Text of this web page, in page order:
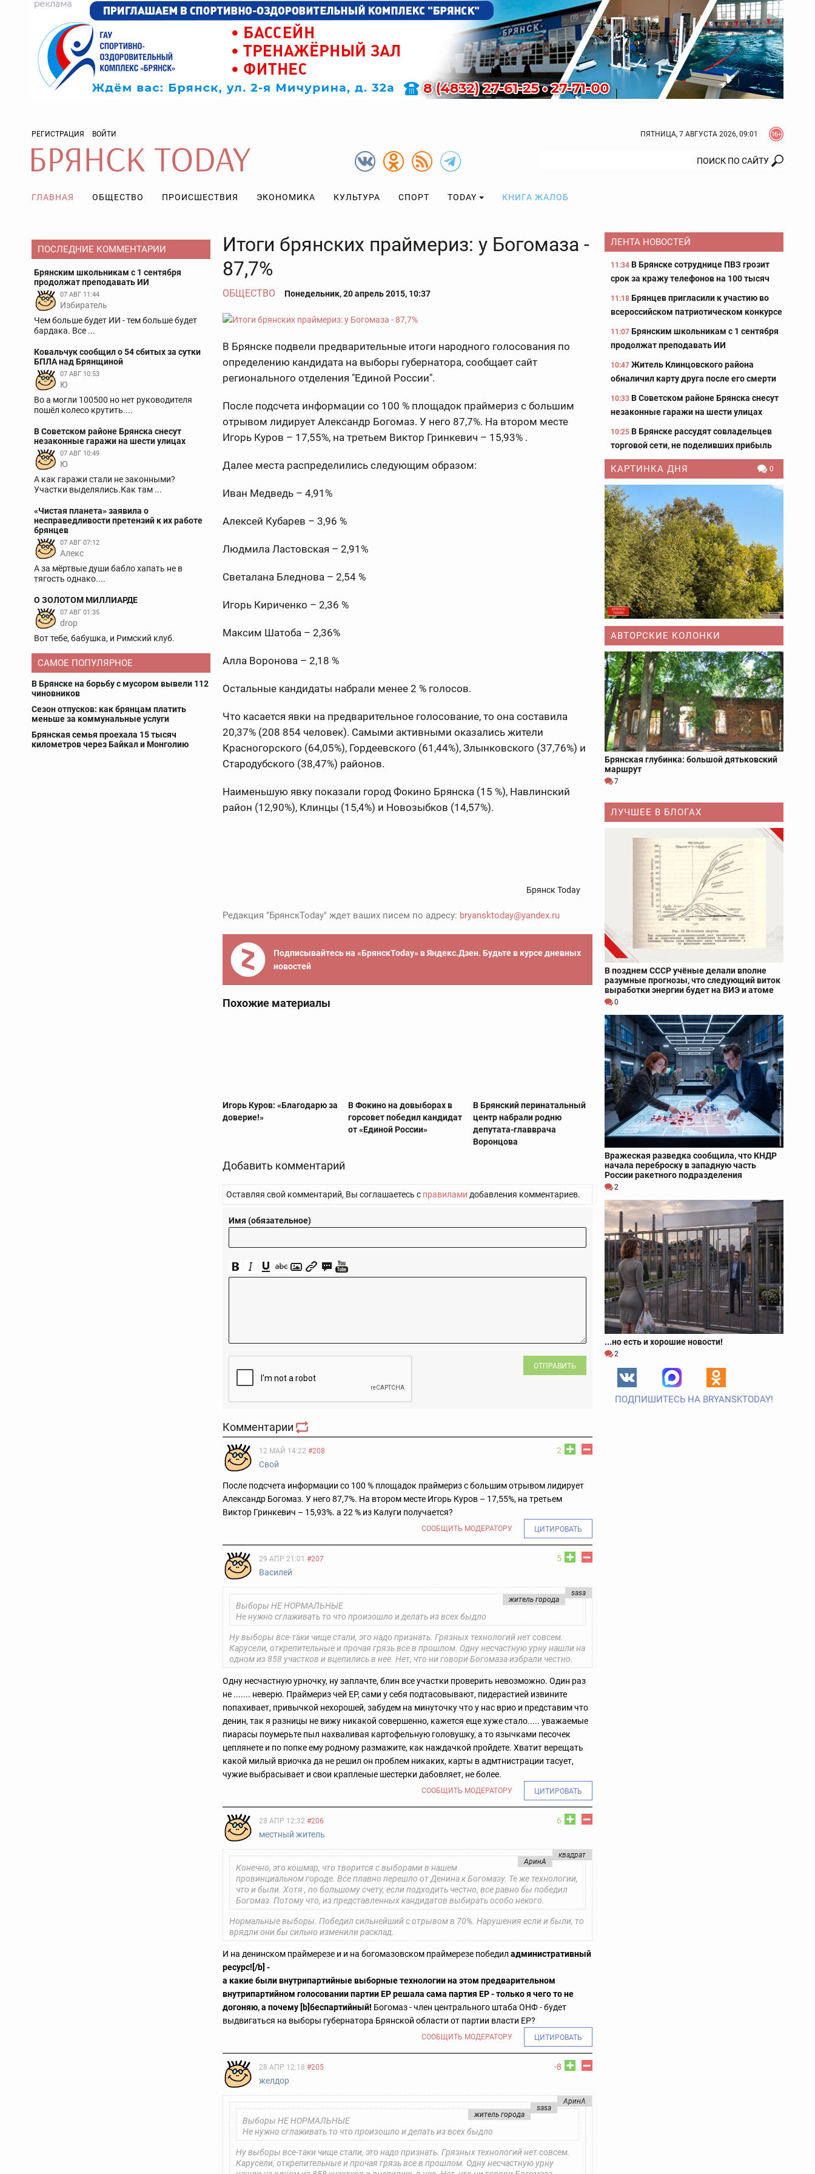
РЕГИСТРАЦИЯ ВОЙТИ ПЯТНИЦА, 7 АВГУСТА 2026, 09:01
ГЛАВНАЯ ОБЩЕСТВО ПРОИСШЕСТВИЯ ЭКОНОМИКА КУЛЬТУРА СПОРТ TODAY КНИГА ЖАЛОБ
ПОСЛЕДНИЕ КОММЕНТАРИИ
Брянским школьникам с 1 сентября
продолжат преподавать ИИ
07 АВГ 11:44
Избиратель
Чем больше будет ИИ - тем больше будет
бардака. Все ...
Ковальчук сообщил о 54 сбитых за сутки
БПЛА над Брянщиной
07 АВГ 10:53
Ю
Во а могли 100500 но нет руководителя
пошёл колесо крутить....
В Советском районе Брянска снесут
незаконные гаражи на шести улицах
07 АВГ 10:49
Ю
А как гаражи стали не законными?
Участки выделялись.Как там ...
«Чистая планета» заявила о
несправедливости претензий к их работе
брянцев
07 АВГ 07:12
Aлекс
А за мёртвые души бабло хапать не в
тягость однако....
О ЗОЛОТОМ МИЛЛИАРДЕ
07 АВГ 01:35
drop
Вот тебе, бабушка, и Римский клуб.
САМОЕ ПОПУЛЯРНОЕ
В Брянске на борьбу с мусором вывели 112
чиновников
Сезон отпусков: как брянцам платить
меньше за коммунальные услуги
Брянская семья проехала 15 тысяч
километров через Байкал и Монголию
Итоги брянских праймериз: у Богомаза -
87,7%
ОБЩЕСТВО Понедельник, 20 апрель 2015, 10:37
В Брянске подвели предварительные итоги народного голосования по
определению кандидата на выборы губернатора, сообщает сайт
регионального отделения "Единой России".
После подсчета информации со 100 % площадок праймериз с большим
отрывом лидирует Александр Богомаз. У него 87,7%. На втором месте
Игорь Куров – 17,55%, на третьем Виктор Гринкевич – 15,93% .
Далее места распределились следующим образом:
Иван Медведь – 4,91%
Алексей Кубарев – 3,96 %
Людмила Ластовская – 2,91%
Светалана Бледнова – 2,54 %
Игорь Кириченко – 2,36 %
Максим Шатоба – 2,36%
Алла Воронова – 2,18 %
Остальные кандидаты набрали менее 2 % голосов.
Что касается явки на предварительное голосование, то она составила
20,37% (208 854 человек). Самыми активными оказались жители
Красногорского (64,05%), Гордеевского (61,44%), Злынковского (37,76%) и
Стародубского (38,47%) районов.
Наименьшую явку показали город Фокино Брянска (15 %), Навлинский
район (12,90%), Клинцы (15,4%) и Новозыбков (14,57%).
Брянск Today
Редакция "БрянскToday" ждет ваших писем по адресу: bryansktoday@yandex.ru
Подписывайтесь на «БрянскToday» в Яндекс.Дзен. Будьте в курсе дневных
новостей
Похожие материалы
Игорь Куров: «Благодарю за
доверие!»
В Фокино на довыборах в
горсовет победил кандидат
от «Единой России»
В Брянский перинатальный
центр набрали родню
депутата-главврача
Воронцова
Добавить комментарий
Оставляя свой комментарий, Вы соглашаетесь с правилами добавления комментариев.
Имя (обязательное)
ОТПРАВИТЬ
Комментарии
2
12 МАЙ 14:22 #208
Свой
После подсчета информации со 100 % площадок праймериз с большим отрывом лидирует
Александр Богомаз. У него 87,7%. На втором месте Игорь Куров – 17,55%, на третьем
Виктор Гринкевич – 15,93%. а 22 % из Калуги получается?
СООБЩИТЬ МОДЕРАТОРУ ЦИТИРОВАТЬ
5
29 АПР 21:01 #207
Василей
sasa
житель города
Выборы НЕ НОРМАЛЬНЫЕ
Не нужно сглаживать то что произошло и делать из всех быдло
Ну выборы все-таки чище стали, это надо признать. Грязных технологий нет совсем.
Карусели, открепительные и прочая грязь все в прошлом. Одну несчастную урну нашли на
одном из 858 участков и вцепились в нее. Нет, что ни говори Богомаза избрали честно.
Одну несчастную урночку, ну заплачте, блин все участки проверить невозможно. Один раз
не ....... неверю. Праймериз чей ЕР, сами у себя подтасовывают, пидерастией извините
попахивает, привычкой нехорошей, забудем на минуточку что у нас врио и представим что
денин, так я разницы не вижу никакой совершенно, кажется еще хуже стало..... уважаемые
пиарасы поумерьте пыл нахваливая картофельную головушку, а то язычками песочек
цеплянете и по попке ему родному размажите, как наждачкой пройдете. Хватит верещать
какой милый вриочка да не решил он проблем никаких, карты в адмтнистрации тасует,
чужие выбрасывает и свои крапленые шестерки дабовляет, не более.
СООБЩИТЬ МОДЕРАТОРУ ЦИТИРОВАТЬ
6
28 АПР 12:32 #206
местный житель
квадрат
АринА
Конечно, это кошмар, что творится с выборами в нашем
провинциальном городе. Все плавно перешло от Денина к Богомазу. Те же технологии,
что и были. Хотя , по большому счету, если подходить честно, все равно бы победил
Богомаз. Потому что, из представленных кандидатов выбирать особо некого.
Нормальные выборы. Победил сильнейший с отрывом в 70%. Нарушения если и были, то
врядли они бы сильно изменили расклад.
И на денинском праймерезе и и на богомазовском праймерезе победил административный
ресурс![/b] -
а какие были внутрипартийные выборные технологии на этом предварительном
внутрипартийном голосовании партии ЕР решала сама партия ЕР - только я чего то не
догоняю, а почему [b]беспартийный! Богомаз - член центрального штаба ОНФ - будет
выдвигаться на выборы губернатора Брянской области от партии власти ЕР?
СООБЩИТЬ МОДЕРАТОРУ ЦИТИРОВАТЬ
-8
28 АПР 12:18 #205
желдор
АринА
sasa
житель города
Выборы НЕ НОРМАЛЬНЫЕ
Не нужно сглаживать то что произошло и делать из всех быдло
Ну выборы все-таки чище стали, это надо признать. Грязных технологий нет совсем.
Карусели, открепительные и прочая грязь все в прошлом. Одну несчастную урну
ЛЕНТА НОВОСТЕЙ
11:34 В Брянске сотруднице ПВЗ грозит
срок за кражу телефонов на 100 тысяч
11:18 Брянцев пригласили к участию во
всероссийском патриотическом конкурсе
11:07 Брянским школьникам с 1 сентября
продолжат преподавать ИИ
10:47 Житель Клинцовского района
обналичил карту друга после его смерти
10:33 В Советском районе Брянска снесут
незаконные гаражи на шести улицах
10:25 В Брянске рассудят совладельцев
торговой сети, не поделивших прибыль
КАРТИНКА ДНЯ 0
АВТОРСКИЕ КОЛОНКИ
Брянская глубинка: большой дятьковский
маршрут
7
ЛУЧШЕЕ В БЛОГАХ
В позднем СССР учёные делали вполне
разумные прогнозы, что следующий виток
выработки энергии будет на ВИЭ и атоме
0
Вражеская разведка сообщила, что КНДР
начала переброску в западную часть
России ракетного подразделения
2
...но есть и хорошие новости!
2
ПОДПИШИТЕСЬ НА BRYANSKTODAY!